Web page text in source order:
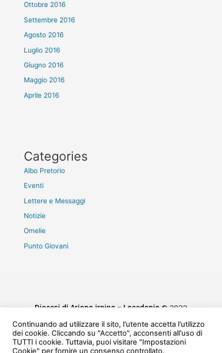
Ottobre 2016
Settembre 2016
Agosto 2016
Luglio 2016
Giugno 2016
Maggio 2016
Aprile 2016
Categories
Albo Pretorio
Eventi
Lettere e Messaggi
Notizie
Omelie
Punto Giovani
Diocesi di Ariano irpino – Lacedonia © 2022
Privacy & Cookie Policy
Powered bye-Direct
Continuando ad utilizzare il sito, l'utente accetta l'utilizzo
dei cookie. Cliccando su "Accetto", acconsenti all'uso di
TUTTI i cookie. Tuttavia, puoi visitare "Impostazioni
Cookie" per fornire un consenso controllato.